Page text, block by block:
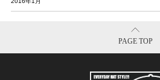
PAGE TOP